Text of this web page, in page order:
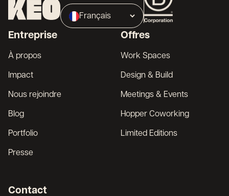
Propriétaire
Broker
Français
Entreprise
À propos
Impact
Nous rejoindre
Blog
Portfolio
Presse
Offres
Work Spaces
Design & Build
Meetings & Events
Hopper Coworking
Limited Editions
Contact